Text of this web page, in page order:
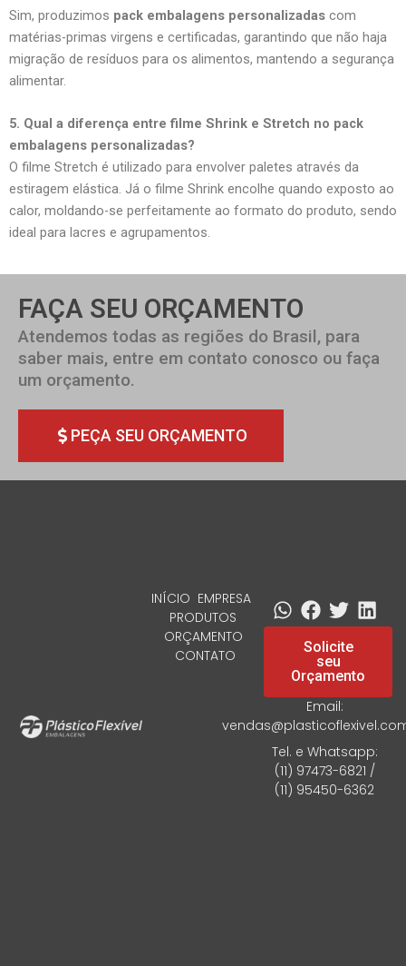
Sim, produzimos pack embalagens personalizadas com
matérias-primas virgens e certificadas, garantindo que não haja
migração de resíduos para os alimentos, mantendo a segurança
alimentar.
5. Qual a diferença entre filme Shrink e Stretch no pack
embalagens personalizadas?
O filme Stretch é utilizado para envolver paletes através da
estiragem elástica. Já o filme Shrink encolhe quando exposto ao
calor, moldando-se perfeitamente ao formato do produto, sendo
ideal para lacres e agrupamentos.
FAÇA SEU ORÇAMENTO
Atendemos todas as regiões do Brasil, para
saber mais, entre em contato conosco ou faça
um orçamento.
PEÇA SEU ORÇAMENTO
INÍCIO EMPRESA
PRODUTOS
ORÇAMENTO
CONTATO
Solicite
seu
Orçamento
Email:
Tel. e Whatsapp:
(11) 97473-6821 /
(11) 95450-6362